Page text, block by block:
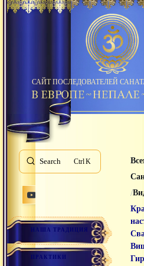
САЙТ ПОСЛЕДОВАТЕЛЕЙ
Search K
НАША ТРАДИЦИЯ
ПРАКТИКИ
/